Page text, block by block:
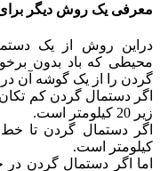
معرفی یک روش دیگر
دراین روش از یک
محیطی که باد بدون
گردن را از یک گوشه آن
زیر 20 کیلومتر است.
کیلومتر است.